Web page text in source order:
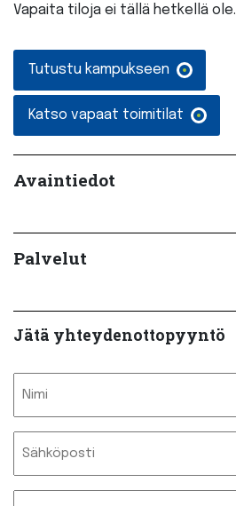
Vapaita tiloja ei tällä hetkellä ole.
Tutustu kampukseen
Katso vapaat toimitilat
Avaintiedot
Palvelut
Jätä yhteydenottopyyntö